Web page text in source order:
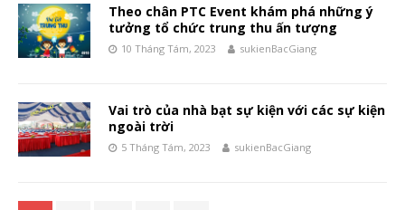
Theo chân PTC Event khám phá những ý
tưởng tổ chức trung thu ấn tượng
10 Tháng Tám, 2023 sukienBacGiang
Vai trò của nhà bạt sự kiện với các sự kiện
ngoài trời
5 Tháng Tám, 2023 sukienBacGiang